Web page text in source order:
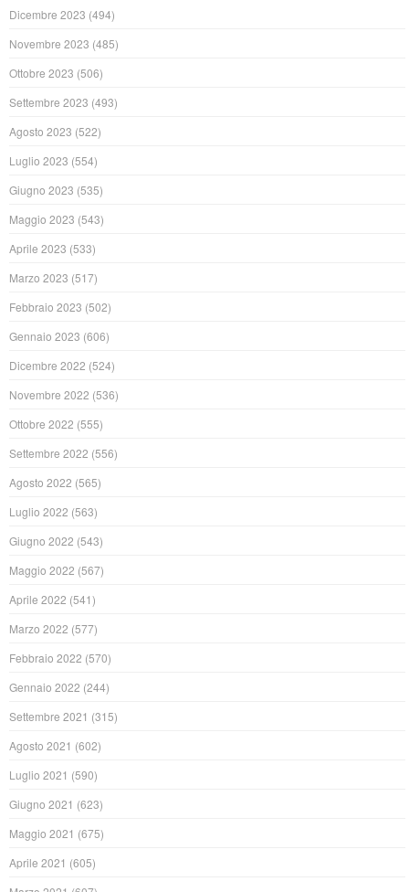
Dicembre 2023 (494)
Novembre 2023 (485)
Ottobre 2023 (506)
Settembre 2023 (493)
Agosto 2023 (522)
Luglio 2023 (554)
Giugno 2023 (535)
Maggio 2023 (543)
Aprile 2023 (533)
Marzo 2023 (517)
Febbraio 2023 (502)
Gennaio 2023 (606)
Dicembre 2022 (524)
Novembre 2022 (536)
Ottobre 2022 (555)
Settembre 2022 (556)
Agosto 2022 (565)
Luglio 2022 (563)
Giugno 2022 (543)
Maggio 2022 (567)
Aprile 2022 (541)
Marzo 2022 (577)
Febbraio 2022 (570)
Gennaio 2022 (244)
Settembre 2021 (315)
Agosto 2021 (602)
Luglio 2021 (590)
Giugno 2021 (623)
Maggio 2021 (675)
Aprile 2021 (605)